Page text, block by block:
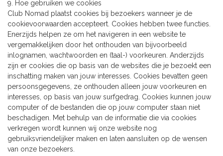
9. Hoe gebruiken we cookies
Club Nomad plaatst cookies bij bezoekers wanneer je de
cookievoorwaarden accepteert. Cookies hebben twee functies.
Enerzijds helpen ze om het navigeren in een website te
vergemakkelijken door het onthouden van bijvoorbeeld
inlognamen, wachtwoorden en (taal-) voorkeuren. Anderzijds
zijn er cookies die op basis van de websites die je bezoekt een
inschatting maken van jouw interesses. Cookies bevatten geen
persoonsgegevens, ze onthouden alleen jouw voorkeuren en
interesses, op basis van jouw surfgedrag. Cookies kunnen jouw
computer of de bestanden die op jouw computer staan niet
beschadigen. Met behulp van de informatie die via cookies
verkregen wordt kunnen wij onze website nog
gebruiksvriendelijker maken en laten aansluiten op de wensen
van onze bezoekers.